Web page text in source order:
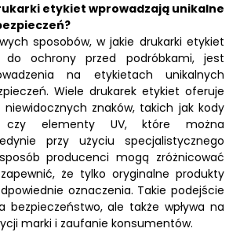
etykiet wprowadzają unikalne
sposobów, w jakie drukarki etykiet
do ochrony przed podróbkami, jest
na etykietach unikalnych
Wiele drukarek etykiet oferuje
znaków, takich jak kody
czy elementy UV, które można
przy użyciu specjalistycznego
producenci mogą zróżnicować
że tylko oryginalne produkty
oznaczenia. Takie podejście
bezpieczeństwo, ale także wpływa na
marki i zaufanie konsumentów.